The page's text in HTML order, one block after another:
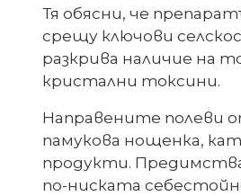
Тя обясни, че
срещу ключови
разкрива наличие на
кристални токсини.
Направените полеви
памукова нощенка,
продукти.
по-ниската